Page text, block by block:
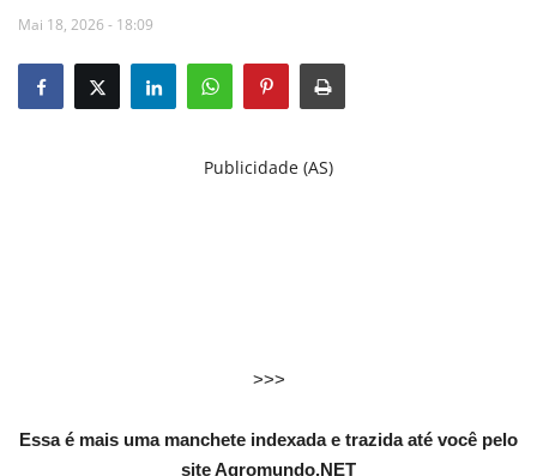
Direto da Fonte
Clima
Mai 18, 2026 - 18:09
Publicidade (AS)
>>>
Essa é mais uma manchete indexada e trazida até você pelo
site Agromundo.NET